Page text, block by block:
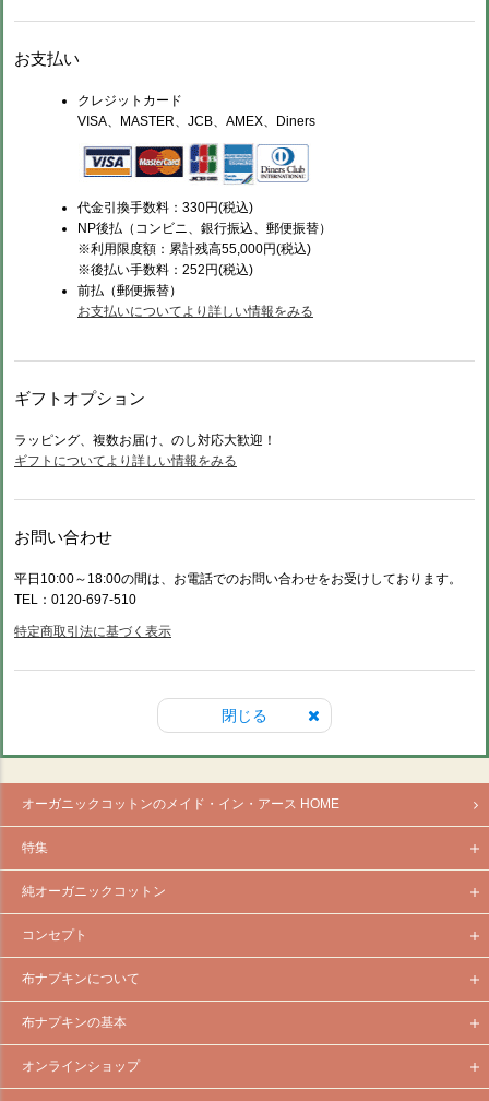
お支払い
クレジットカード
VISA、MASTER、JCB、AMEX、Diners
代金引換手数料：330円(税込)
NP後払（コンビニ、銀行振込、郵便振替）
※利用限度額：累計残高55,000円(税込)
※後払い手数料：252円(税込)
前払（郵便振替）
お支払いについてより詳しい情報をみる
ギフトオプション
ラッピング、複数お届け、のし対応大歓迎！
ギフトについてより詳しい情報をみる
お問い合わせ
平日10:00～18:00の間は、お電話でのお問い合わせをお受けしております。
TEL：0120-697-510
特定商取引法に基づく表示
閉じる
オーガニックコットンのメイド・イン・アース HOME
特集
純オーガニックコットン
コンセプト
布ナプキンについて
布ナプキンの基本
オンラインショップ